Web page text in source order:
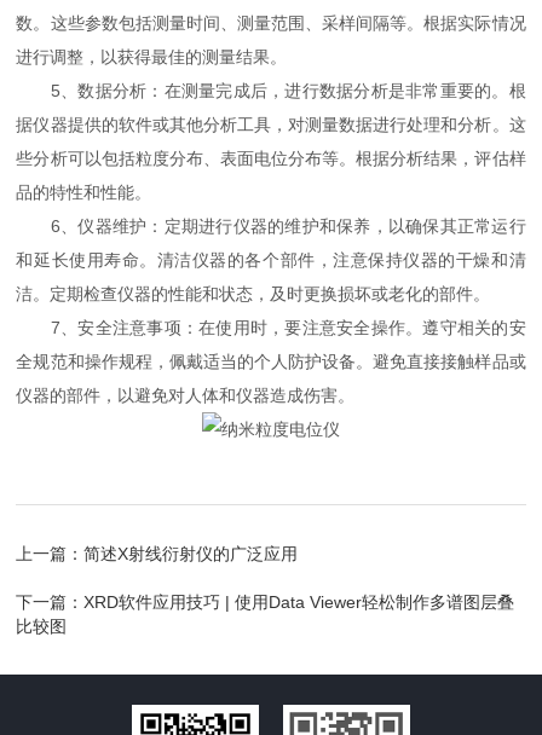
数。这些参数包括测量时间、测量范围、采样间隔等。根据实际情况
进行调整，以获得最佳的测量结果。
5、数据分析：在测量完成后，进行数据分析是非常重要的。根
据仪器提供的软件或其他分析工具，对测量数据进行处理和分析。这
些分析可以包括粒度分布、表面电位分布等。根据分析结果，评估样
品的特性和性能。
6、仪器维护：定期进行仪器的维护和保养，以确保其正常运行
和延长使用寿命。清洁仪器的各个部件，注意保持仪器的干燥和清
洁。定期检查仪器的性能和状态，及时更换损坏或老化的部件。
7、安全注意事项：在使用时，要注意安全操作。遵守相关的安
全规范和操作规程，佩戴适当的个人防护设备。避免直接接触样品或
仪器的部件，以避免对人体和仪器造成伤害。
上一篇：简述X射线衍射仪的广泛应用
下一篇：XRD软件应用技巧 | 使用Data Viewer轻松制作多谱图层叠
比较图